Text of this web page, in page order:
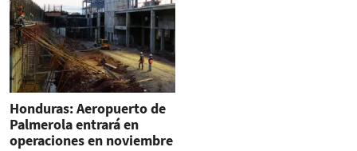
Honduras: Aeropuerto de
Palmerola entrará en
operaciones en noviembre